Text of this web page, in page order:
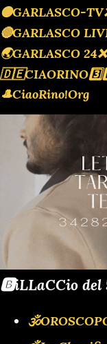
🟡GARLASCO-
🔴GARLASCO
🌏GARLASCO
🎩CiaoRino!Org
🅱️iLLaCCio del